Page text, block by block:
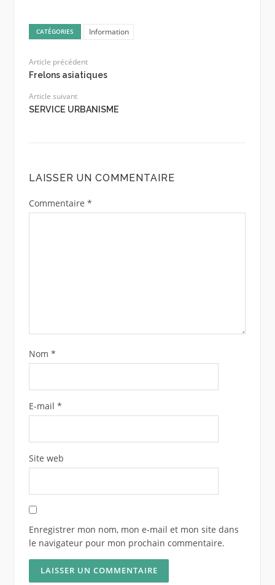
CATÉGORIES Information
Article précédent
Frelons asiatiques
Article suivant
SERVICE URBANISME
LAISSER UN COMMENTAIRE
Commentaire *
Nom *
E-mail *
Site web
Enregistrer mon nom, mon e-mail et mon site dans
le navigateur pour mon prochain commentaire.